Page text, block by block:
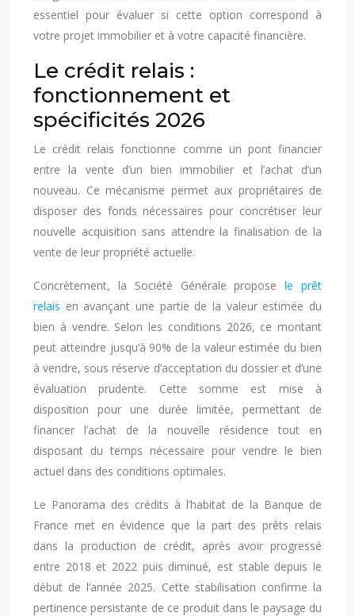
essentiel pour évaluer si cette option correspond à
votre projet immobilier et à votre capacité financière.
Le crédit relais :
fonctionnement et
spécificités 2026
Le crédit relais fonctionne comme un pont financier
entre la vente d’un bien immobilier et l’achat d’un
nouveau. Ce mécanisme permet aux propriétaires de
disposer des fonds nécessaires pour concrétiser leur
nouvelle acquisition sans attendre la finalisation de la
vente de leur propriété actuelle.
Concrètement, la Société Générale proposele prêt
relais en avançant une partie de la valeur estimée du
bien à vendre. Selon les conditions 2026, ce montant
peut atteindre jusqu’à 90% de la valeur estimée du bien
à vendre, sous réserve d’acceptation du dossier et d’une
évaluation prudente. Cette somme est mise à
disposition pour une durée limitée, permettant de
financer l’achat de la nouvelle résidence tout en
disposant du temps nécessaire pour vendre le bien
actuel dans des conditions optimales.
Le Panorama des crédits à l’habitat de la Banque de
France met en évidence que la part des prêts relais
dans la production de crédit, après avoir progressé
entre 2018 et 2022 puis diminué, est stable depuis le
début de l’année 2025. Cette stabilisation confirme la
pertinence persistante de ce produit dans le paysage du